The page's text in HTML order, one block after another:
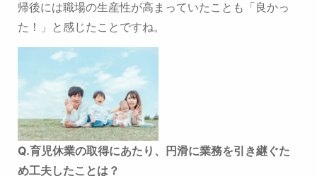
帰後には職場の生産性が高まっていたことも「良かっ
た！」と感じたことですね。
Q.育児休業の取得にあたり、円滑に業務を引き継ぐた
め工夫したことは？